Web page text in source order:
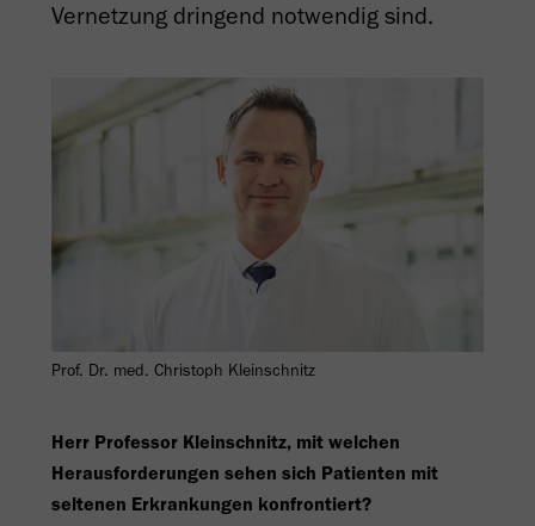
Vernetzung dringend notwendig sind.
Prof. Dr. med. Christoph Kleinschnitz
Herr Professor Kleinschnitz, mit welchen
Herausforderungen sehen sich Patienten mit
seltenen Erkrankungen konfrontiert?